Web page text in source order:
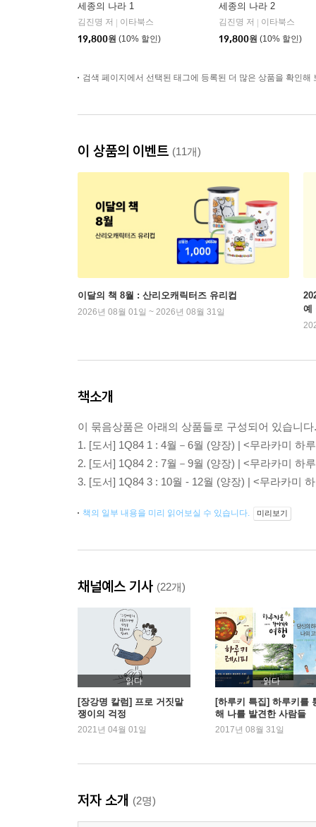
세종의 나라 1
김진명 저
이타북스
19,800원 (10% 할인)
세종의 나라 2
김진명 저
이타북스
19,800원 (10% 할인)
검색 페이지에서 선택된 태그에 등록된 더 많은 상품을 확인해
이 상품의 이벤트 (11개)
이달의 책 8월 : 산리오캐릭터즈 유리컵
2026년 08월 01일 ~ 2026년 08월 31일
예
책소개
이 묶음상품은 아래의 상품들로 구성되어 있습니다.
1. [도서] 1Q84 1 : 4월－6월 (양장) | <무라카미 하
2. [도서] 1Q84 2 : 7월－9월 (양장) | <무라카미 하
3. [도서] 1Q84 3 : 10월 - 12월 (양장) | <무라카미
책의 일부 내용을 미리 읽어보실 수 있습니다. 미리보기
채널예스 기사 (22개)
읽다
[장강명 칼럼] 프로 거짓말
쟁이의 걱정
2021년 04월 01일
읽다
[하루키 특집] 하루키를
해 나를 발견한 사람들
2017년 08월 31일
저자 소개 (2명)